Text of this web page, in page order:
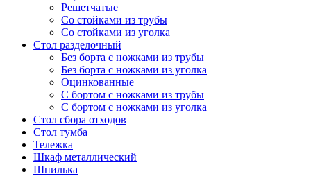
Решетчатые
Со стойками из трубы
Со стойками из уголка
Стол разделочный
Без борта с ножками из трубы
Без борта с ножками из уголка
Оцинкованные
С бортом с ножками из трубы
С бортом с ножками из уголка
Стол сбора отходов
Стол тумба
Тележка
Шкаф металлический
Шпилька